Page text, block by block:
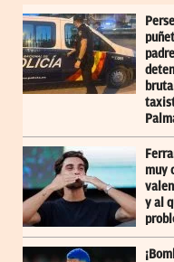
muy
y al